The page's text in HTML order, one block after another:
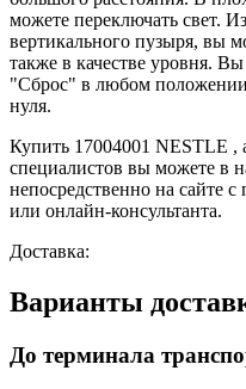
можете переключать свет.
вертикального пузыря, вы
также в качестве уровня.
"Сброс" в любом
нуля.
Купить 17004001 NESTLE ,
специалистов вы можете в
непосредственно на сайте
или онлайн-консультанта.
Доставка:
Варианты
До терминала